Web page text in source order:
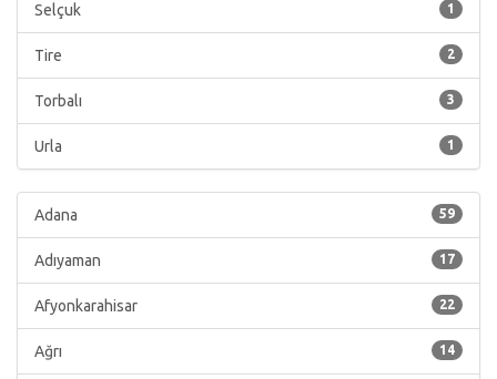
1
Selçuk
2
Tire
3
Torbalı
1
Urla
59
Adana
17
Adıyaman
22
Afyonkarahisar
14
Ağrı